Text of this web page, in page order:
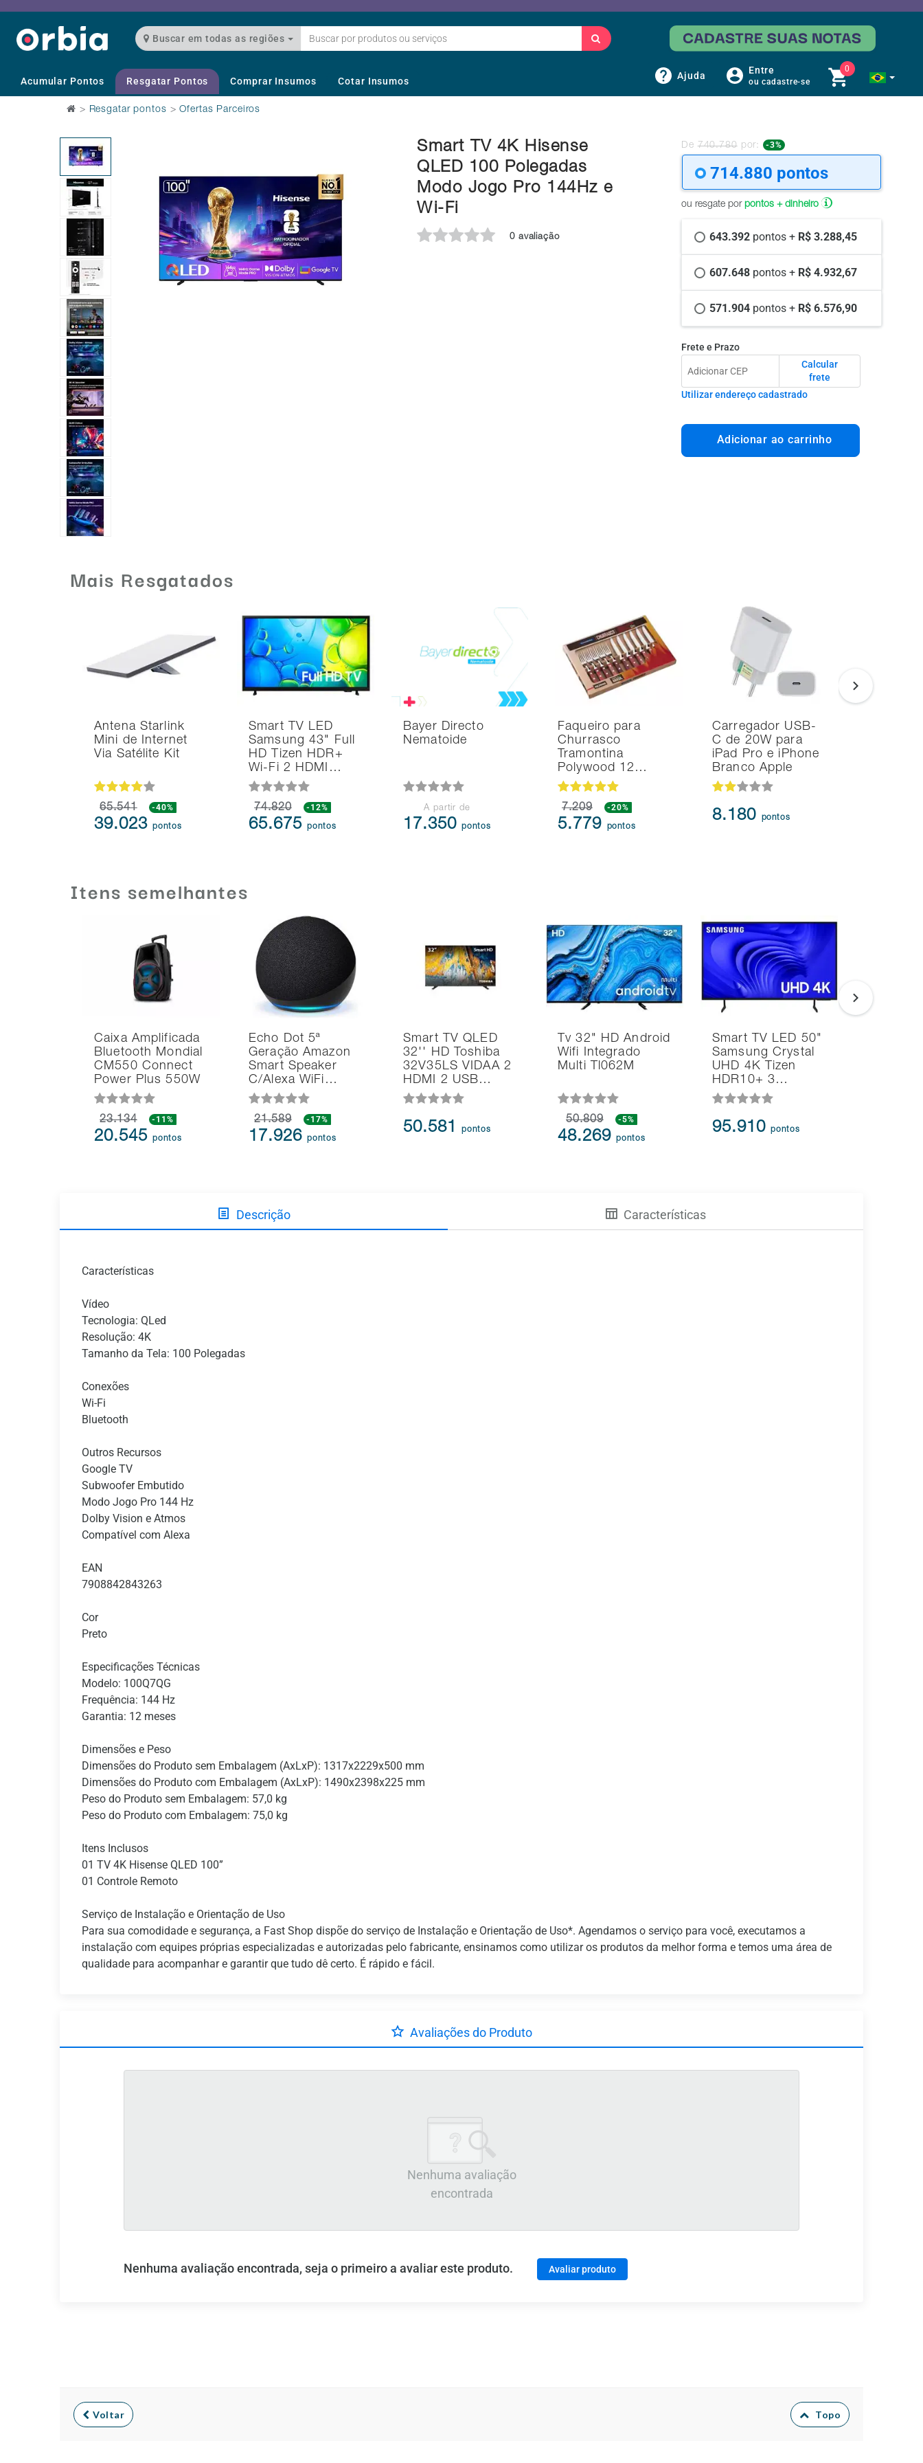
Buscar em todas as regiões
Acumular Pontos Resgatar Pontos Comprar Insumos Cotar Insumos Ajuda Entre
ou cadastre-se
0
> Resgatar pontos >Ofertas Parceiros
Smart TV 4K Hisense
QLED 100 Polegadas
Modo Jogo Pro 144Hz e
Wi-Fi
0 avaliação
De 740.780por: -3%
714.880 pontos
ou resgate por pontos + dinheiro
643.392 pontos + R$ 3.288,45
607.648 pontos + R$ 4.932,67
571.904 pontos + R$ 6.576,90
Frete e Prazo
Calcular
frete
Utilizar endereço cadastrado
Adicionar ao carrinho
Mais Resgatados
Antena Starlink
Mini de Internet
Via Satélite Kit
65.541 -40%
39.023pontos
Smart TV LED
Samsung 43" Full
HD Tizen HDR+
Wi-Fi 2 HDMI…
74.820 -12%
65.675pontos
Bayer Directo
Nematoide
A partir de
17.350pontos
Faqueiro para
Churrasco
Tramontina
Polywood 12…
7.209 -20%
5.779 pontos
Carregador USB-
C de 20W para
iPad Pro e iPhone
Branco Apple
8.180 pontos
Itens semelhantes
Caixa Amplificada
Bluetooth Mondial
CM550 Connect
Power Plus 550W
23.134 -11%
20.545pontos
Echo Dot 5ª
Geração Amazon
Smart Speaker
C/Alexa WiFi…
21.589 -17%
17.926pontos
Smart TV QLED
32'' HD Toshiba
32V35LS VIDAA 2
HDMI 2 USB…
50.581pontos
Tv 32" HD Android
Wifi Integrado
Multi Tl062M
50.809 -5%
48.269pontos
Smart TV LED 50"
Samsung Crystal
UHD 4K Tizen
HDR10+ 3…
95.910pontos
Descrição Características
Características
Vídeo
Tecnologia: QLed
Resolução: 4K
Tamanho da Tela: 100 Polegadas
Conexões
Wi-Fi
Bluetooth
Outros Recursos
Google TV
Subwoofer Embutido
Modo Jogo Pro 144 Hz
Dolby Vision e Atmos
Compatível com Alexa
EAN
7908842843263
Cor
Preto
Especificações Técnicas
Modelo: 100Q7QG
Frequência: 144 Hz
Garantia: 12 meses
Dimensões e Peso
Dimensões do Produto sem Embalagem (AxLxP): 1317x2229x500 mm
Dimensões do Produto com Embalagem (AxLxP): 1490x2398x225 mm
Peso do Produto sem Embalagem: 57,0 kg
Peso do Produto com Embalagem: 75,0 kg
Itens Inclusos
01 TV 4K Hisense QLED 100”
01 Controle Remoto
Serviço de Instalação e Orientação de Uso
Para sua comodidade e segurança, a Fast Shop dispõe do serviço de Instalação e Orientação de Uso*. Agendamos o serviço para você, executamos a
instalação com equipes próprias especializadas e autorizadas pelo fabricante, ensinamos como utilizar os produtos da melhor forma e temos uma área de
qualidade para acompanhar e garantir que tudo dê certo. É rápido e fácil.
Avaliações do Produto
Nenhuma avaliação
encontrada
Nenhuma avaliação encontrada, seja o primeiro a avaliar este produto. Avaliar produto
Voltar Topo